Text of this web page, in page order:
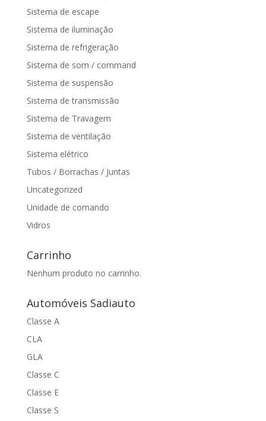
Sistema de escape
Sistema de iluminação
Sistema de refrigeração
Sistema de som / command
Sistema de suspensão
Sistema de transmissão
Sistema de Travagem
Sistema de ventilação
Sistema elétrico
Tubos / Borrachas / Juntas
Uncategorized
Unidade de comando
Vidros
Carrinho
Nenhum produto no carrinho.
Automóveis Sadiauto
Classe A
CLA
GLA
Classe C
Classe E
Classe S